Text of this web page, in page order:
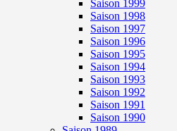
Saison 1999
Saison 1998
Saison 1997
Saison 1996
Saison 1995
Saison 1994
Saison 1993
Saison 1992
Saison 1991
Saison 1990